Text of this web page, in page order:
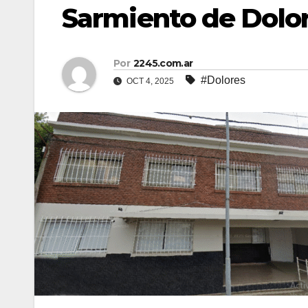
Sarmiento de
Por 2245.com.ar
OCT 4, 2025 #Dolores